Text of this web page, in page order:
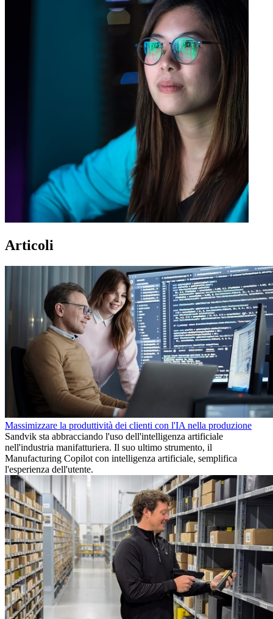
Articoli
Massimizzare la produttività dei clienti con l'IA nella produzione
Sandvik sta abbracciando l'uso dell'intelligenza artificiale
nell'industria manifatturiera. Il suo ultimo strumento, il
Manufacturing Copilot con intelligenza artificiale, semplifica
l'esperienza dell'utente.